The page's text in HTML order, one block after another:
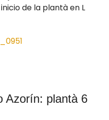
de la plantà en L
Azorín: plantà 6